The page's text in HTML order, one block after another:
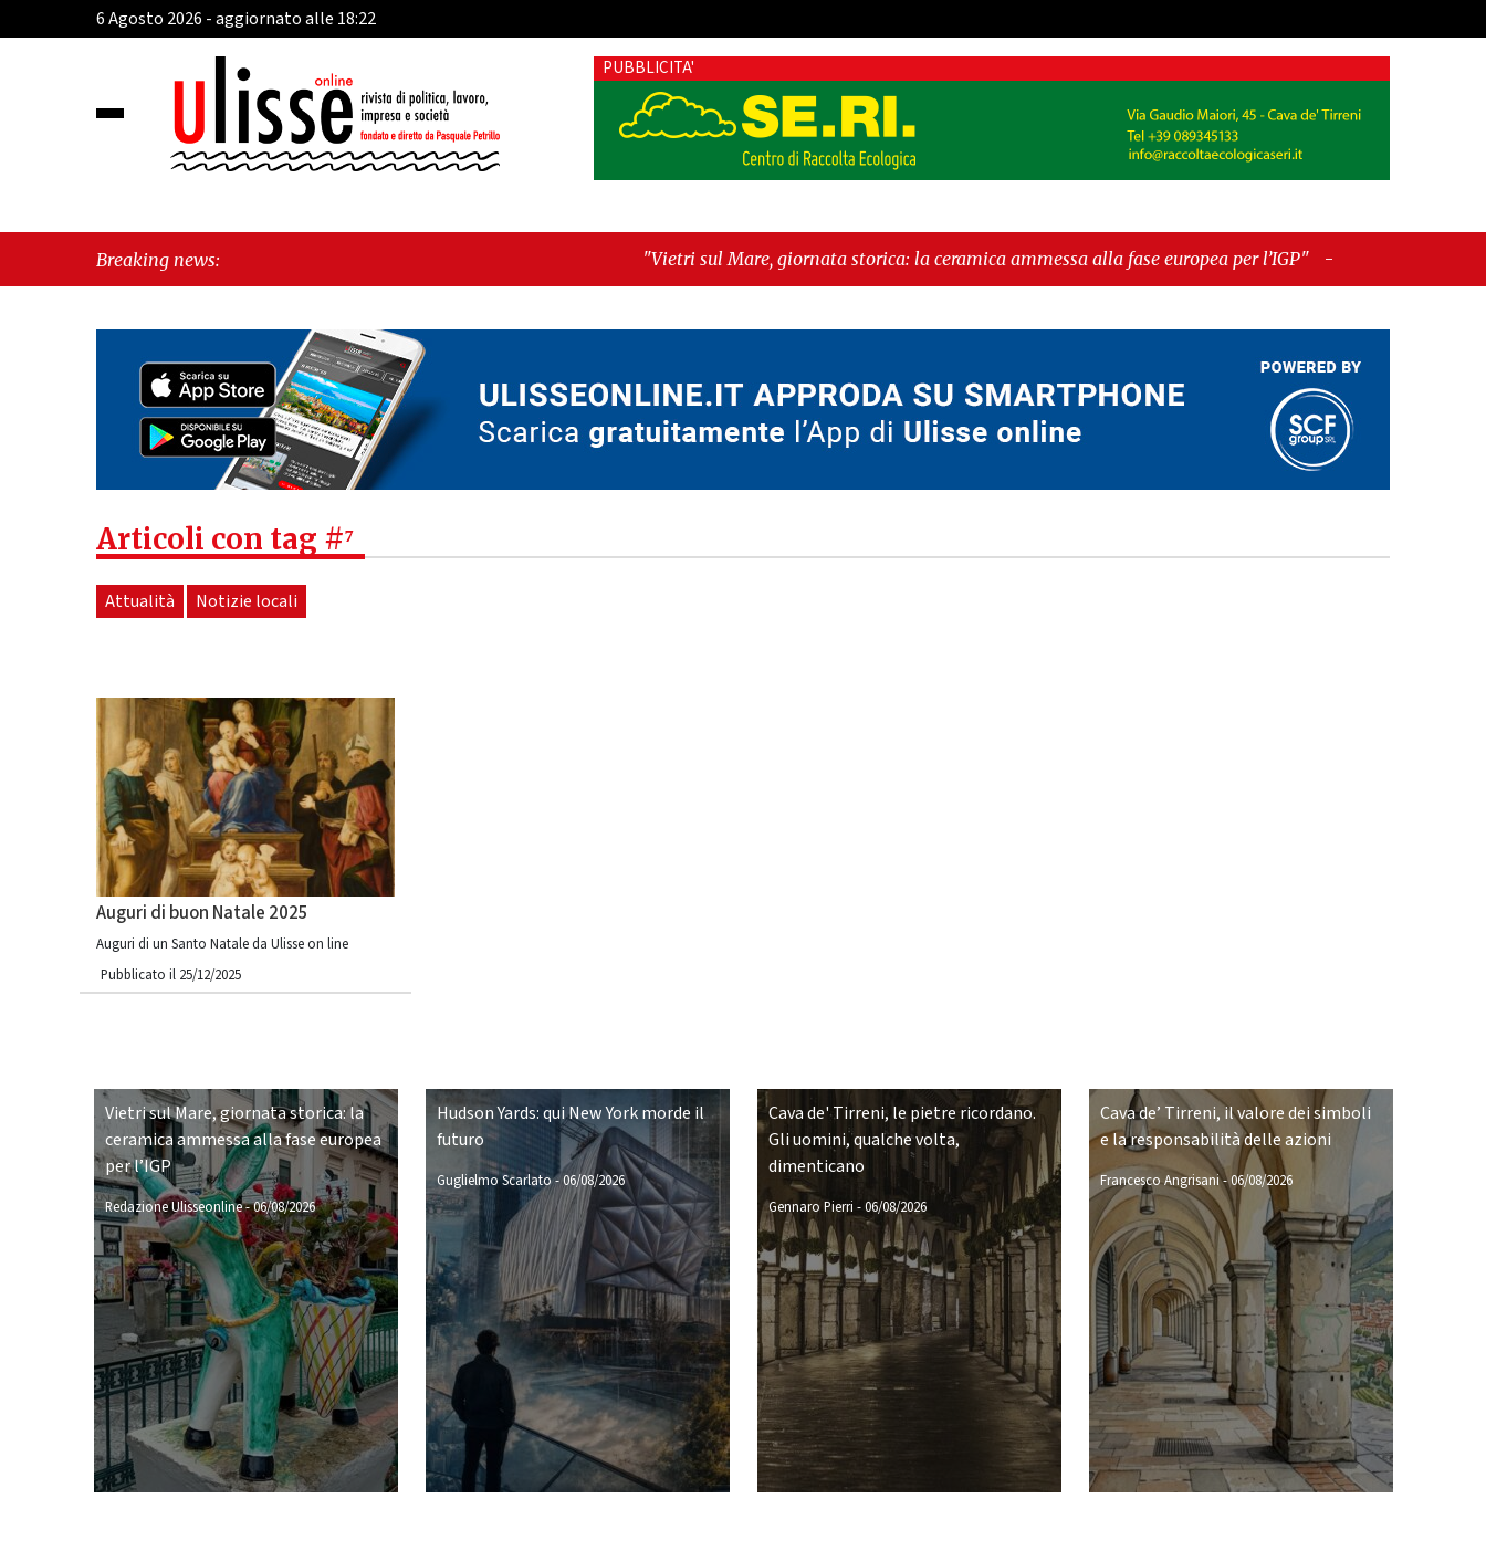
6 Agosto 2026 - aggiornato alle 18:22
PUBBLICITA'
Breaking news: "Vietri sul Mare, giornata storica: la ceramica ammessa alla fase europea per l’IGP" -"Hudson Yards: qui New
York morde il futuro"
Articoli con tag #⁷
Attualità Notizie locali
Auguri di buon Natale 2025
Auguri di un Santo Natale da Ulisse on line
Pubblicato il 25/12/2025
Vietri sul Mare, giornata storica: la
ceramica ammessa alla fase europea
per l’IGP
Redazione Ulisseonline-06/08/2026
Hudson Yards: qui New York morde il
futuro
Guglielmo Scarlato-06/08/2026
Cava de' Tirreni, le pietre ricordano.
Gli uomini, qualche volta,
dimenticano
Gennaro Pierri -06/08/2026
Cava de’ Tirreni, il valore dei simboli
e la responsabilità delle azioni
Francesco Angrisani-06/08/2026